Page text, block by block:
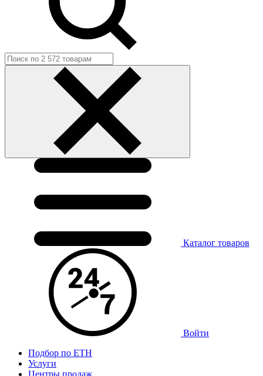
Каталог товаров
Войти
Подбор по ЕТН
Услуги
Центры продаж